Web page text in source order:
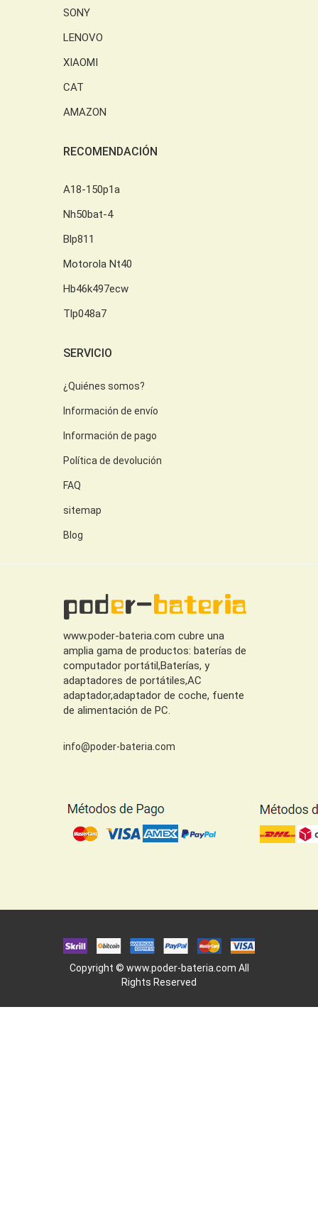
SONY
LENOVO
XIAOMI
CAT
AMAZON
RECOMENDACIÓN
A18-150p1a
Nh50bat-4
Blp811
Motorola Nt40
Hb46k497ecw
Tlp048a7
SERVICIO
¿Quiénes somos?
Información de envío
Información de pago
Política de devolución
FAQ
sitemap
Blog
www.poder-bateria.com cubre una
amplia gama de productos: baterías de
computador portátil,Baterías, y
adaptadores de portátiles,AC
adaptador,adaptador de coche, fuente
de alimentación de PC.
info@poder-bateria.com
Copyright © www.poder-bateria.com All
Rights Reserved